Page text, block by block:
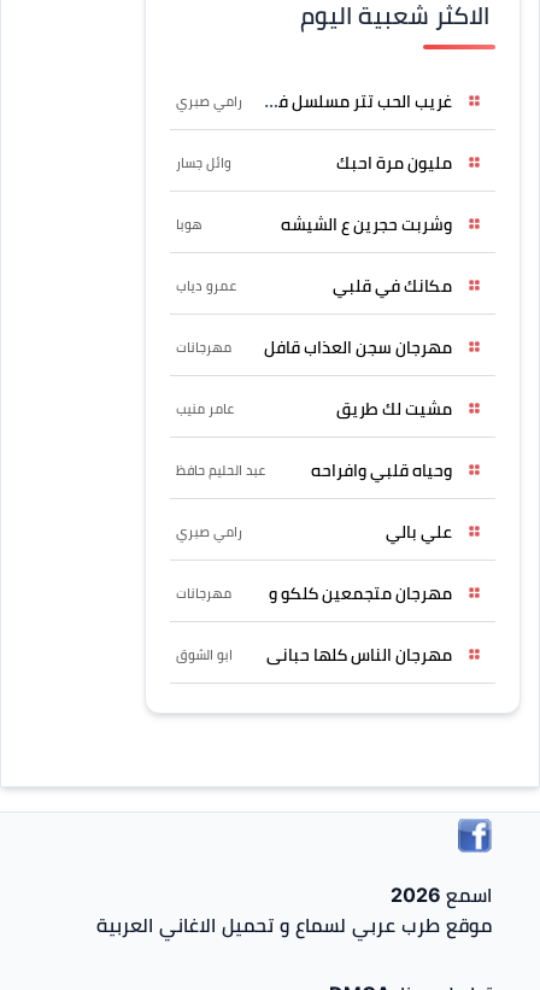
الاكثر شعبية اليوم
غريب الحب تتر مسلسل فرصة رامي صبري
مليون مرة احبك وائل جسار
وشربت حجرين ع الشيشه هوبا
مكانك في قلبي عمرو دياب
مهرجان سجن العذاب قافل مهرجانات
مشيت لك طريق عامر منيب
وحياه قلبي وافراحه عبد الحليم حافظ
علي بالي رامي صبري
مهرجان متجمعين كلكو و مهرجانات
مهرجان الناس كلها حبانى ابو الشوق
اسمع 2026
موقع طرب عربي لسماع و تحميل الاغاني العربية